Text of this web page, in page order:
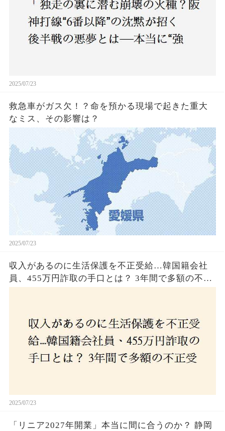
2025/07/23
救急車がガス欠！？命を預かる現場で起きた重大
なミス、その影響は？
2025/07/23
収入があるのに生活保護を不正受給…韓国籍会社
員、455万円詐取の手口とは？ 3年間で多額の不正
2025/07/23
「リニア2027年開業」本当に間に合うのか？ 静岡